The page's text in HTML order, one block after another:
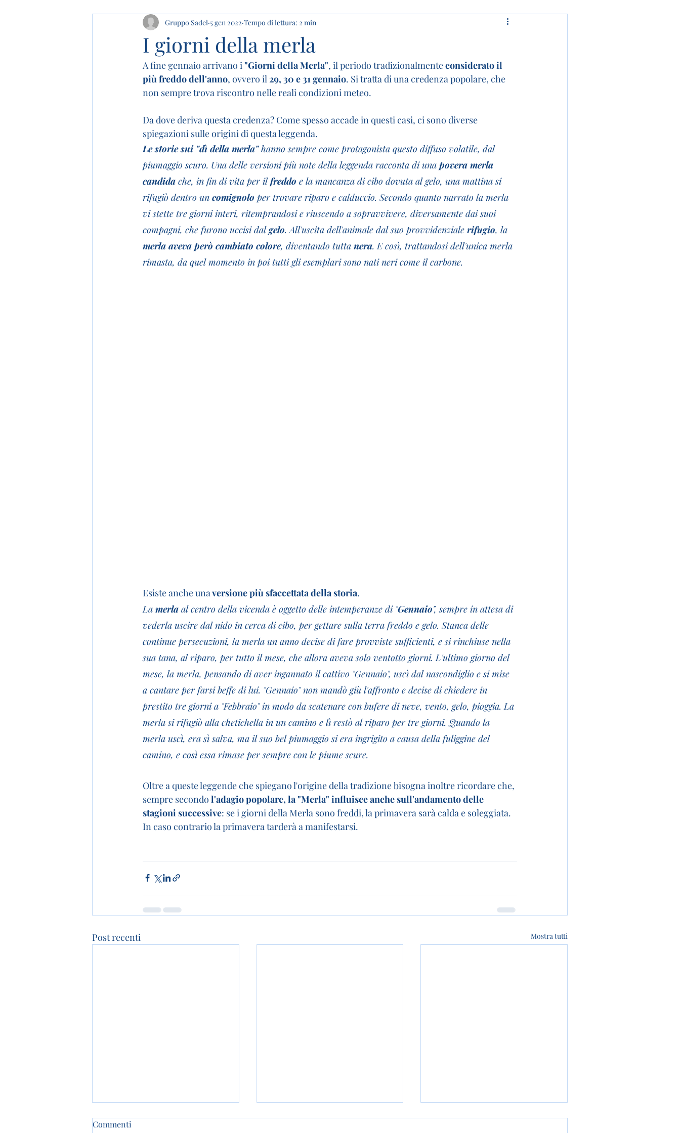
I giorni della merla
Gruppo Sadel 5 gen 2022 Tempo di lettura: 2 min
A fine gennaio arrivano i "Giorni della Merla", il periodo tradizionalmente considerato il
più freddo dell'anno, ovvero il 29, 30 e 31 gennaio. Si tratta di una credenza popolare, che
non sempre trova riscontro nelle reali condizioni meteo.
Da dove deriva questa credenza? Come spesso accade in questi casi, ci sono diverse
spiegazioni sulle origini di questa leggenda.
Le storie sui "dì della merla" hanno sempre come protagonista questo diffuso volatile, dal
piumaggio scuro. Una delle versioni più note della leggenda racconta di una povera merla
candida che, in fin di vita per il freddo e la mancanza di cibo dovuta al gelo, una mattina si
rifugiò dentro un comignolo per trovare riparo e calduccio. Secondo quanto narrato la merla
vi stette tre giorni interi, ritemprandosi e riuscendo a sopravvivere, diversamente dai suoi
compagni, che furono uccisi dal gelo. All'uscita dell'animale dal suo provvidenziale rifugio, la
merla aveva però cambiato colore, diventando tutta nera. E così, trattandosi dell'unica merla
rimasta, da quel momento in poi tutti gli esemplari sono nati neri come il carbone.
Esiste anche una versione più sfaccettata della storia.
La merla al centro della vicenda è oggetto delle intemperanze di "Gennaio", sempre in attesa di
vederla uscire dal nido in cerca di cibo, per gettare sulla terra freddo e gelo. Stanca delle
continue persecuzioni, la merla un anno decise di fare provviste sufficienti, e si rinchiuse nella
sua tana, al riparo, per tutto il mese, che allora aveva solo ventotto giorni. L'ultimo giorno del
mese, la merla, pensando di aver ingannato il cattivo "Gennaio", uscì dal nascondiglio e si mise
a cantare per farsi beffe di lui. "Gennaio" non mandò giù l'affronto e decise di chiedere in
prestito tre giorni a "Febbraio" in modo da scatenare con bufere di neve, vento, gelo, pioggia. La
merla si rifugiò alla chetichella in un camino e lì restò al riparo per tre giorni. Quando la
merla uscì, era sì salva, ma il suo bel piumaggio si era ingrigito a causa della fuliggine del
camino, e così essa rimase per sempre con le piume scure.
Oltre a queste leggende che spiegano l'origine della tradizione bisogna inoltre ricordare che,
sempre secondo l'adagio popolare, la "Merla" influisce anche sull'andamento delle
stagioni successive: se i giorni della Merla sono freddi, la primavera sarà calda e soleggiata.
In caso contrario la primavera tarderà a manifestarsi.
Post recenti Mostra tutti
Commenti